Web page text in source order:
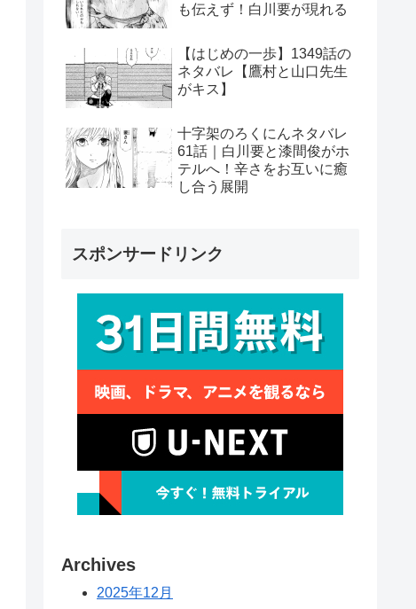
も伝えず！白川要が現れる
【はじめの一歩】1349話の
ネタバレ【鷹村と山口先生
がキス】
十字架のろくにんネタバレ
61話｜白川要と漆間俊がホ
テルへ！辛さをお互いに癒
し合う展開
スポンサードリンク
Archives
2025年12月